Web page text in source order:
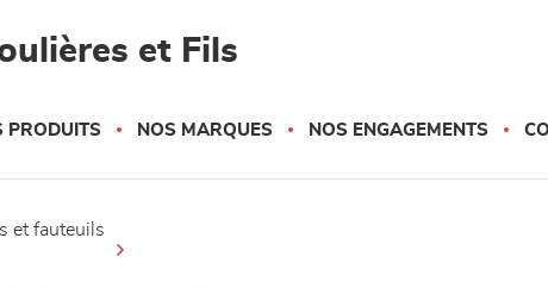
et Fils
PRODUITS NOS MARQUES NOS ENGAGEMENTS
et fauteuils